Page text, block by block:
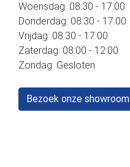
Woensdag: 08:30 - 17:00
Donderdag: 08:30 - 17:00
Vrijdag: 08:30 - 17:00
Zaterdag: 08:00 - 12:00
Zondag: Gesloten
Bezoek onze showroom